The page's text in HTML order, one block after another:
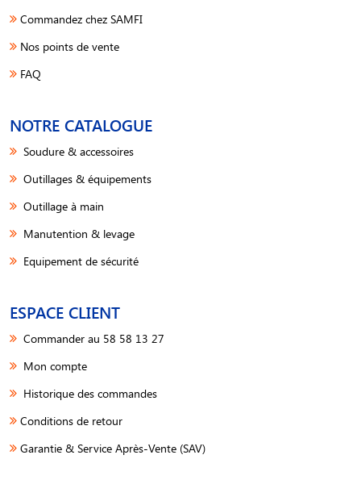
Commandez chez SAMFI
Nos points de vente
FAQ
NOTRE CATALOGUE
Soudure & accessoires
Outillages & équipements
Outillage à main
Manutention & levage
Equipement de sécurité
ESPACE CLIENT
Commander au 58 58 13 27
Mon compte
Historique des commandes
Conditions de retour
Garantie & Service Après-Vente (SAV)